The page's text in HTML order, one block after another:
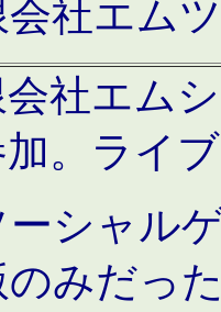
会社エムツ
社エム
。ライ
ーシャル
のみだっ